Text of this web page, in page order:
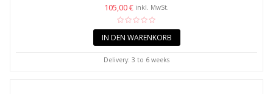
105,00 € inkl. MwSt.
IN DEN WARENKORB
Delivery: 3 to 6 weeks